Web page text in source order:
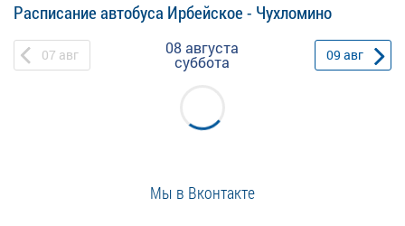
Расписание автобуса Ирбейское - Чухломино
07 авг 08 августа
суббота 09 авг
Мы в Вконтакте